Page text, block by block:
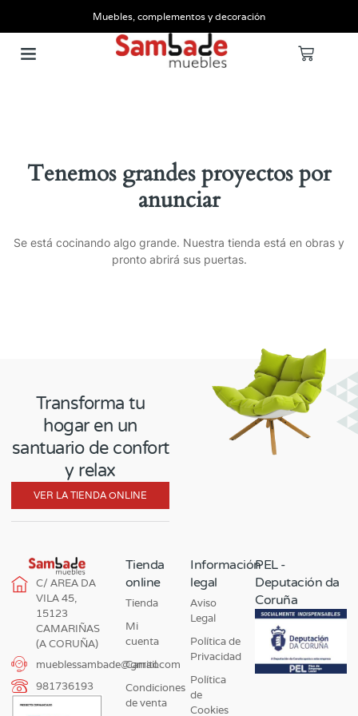
Muebles, complementos y decoración
Tenemos grandes proyectos por
anunciar
Se está cocinando algo grande. Nuestra tienda está en obras y
pronto abrirá sus puertas.
Transforma tu
hogar en un
santuario de confort
y relax
VER LA TIENDA ONLINE
C/ AREA DA
VILA 45,
15123
CAMARIÑAS
(A CORUÑA)
mueblessambade@gmail.com
981736193
Tienda
online
Tienda
Mi
cuenta
Carrito
Condiciones
de venta
Información
legal
Aviso
Legal
Política de
Privacidad
Política
de
Cookies
PEL -
Deputación da
Coruña